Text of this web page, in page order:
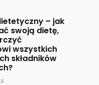
– jak
swoją dietę,
wszystkich
składników